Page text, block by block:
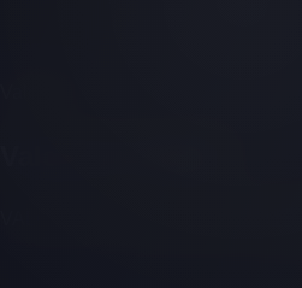
VALORANT Female steht für